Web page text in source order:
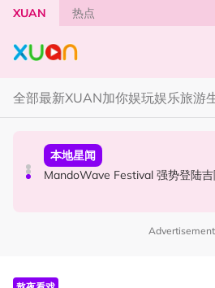
Skip to main content
XUAN 热点
全部最新XUAN加你娱玩娱乐旅游
奖奖你
约你看！《揽佬-江船入海2026
本地星闻
MandoWave Festival 强势登陆
解忧树洞
解忧树洞 ｜ “我是不是一个没良
Advertisement